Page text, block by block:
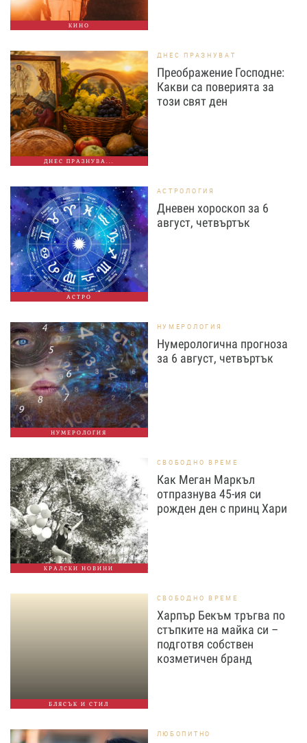
КИНО
ДНЕС ПРАЗНУВА...
ДНЕС ПРАЗНУВАТ
Преображение Господне:
Какви са поверията за
този свят ден
АСТРО
АСТРОЛОГИЯ
Дневен хороскоп за 6
август, четвъртък
НУМЕРОЛОГИЯ
НУМЕРОЛОГИЯ
Нумерологична прогноза
за 6 август, четвъртък
КРАЛСКИ НОВИНИ
СВОБОДНО ВРЕМЕ
Как Меган Маркъл
отпразнува 45-ия си
рожден ден с принц Хари
БЛЯСЪК И СТИЛ
СВОБОДНО ВРЕМЕ
Харпър Бекъм тръгва по
стъпките на майка си –
подготвя собствен
козметичен бранд
ЛЮБОПИТНО